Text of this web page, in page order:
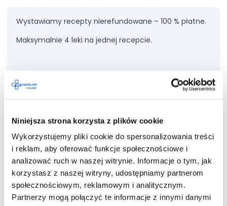
Niniejsza strona korzysta z plików cookie
Wykorzystujemy pliki cookie do spersonalizowania treści
i reklam, aby oferować funkcje społecznościowe i
analizować ruch w naszej witrynie. Informacje o tym, jak
korzystasz z naszej witryny, udostępniamy partnerom
społecznościowym, reklamowym i analitycznym.
Partnerzy mogą połączyć te informacje z innymi danymi
Wystawiamy recepty nierefundowane – 100 % płatne.
Maksymalnie 4 leki na jednej recepcie.
Z nieznaną częstością zgłaszano: zespół Kounisa
(alergiczna dławica piersiowa lub alergiczny zawał serca),
reakcje krzyżowe nadwrażliwości na lek wśród tienopirydyn
(np. tyklopidyna, prasugrel) oraz autoimmunologiczny
zespół insulinowy mogący prowadzić do ciężkiej